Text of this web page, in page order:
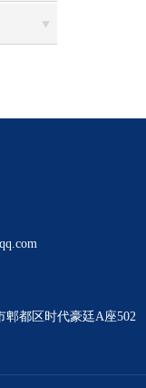
郫都区时代豪廷A座502